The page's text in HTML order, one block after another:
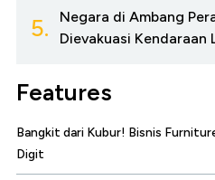
5.
Negara di Ambang
Dievakuasi Kendaraan
Features
Bangkit dari Kubur! Bisnis
Digit